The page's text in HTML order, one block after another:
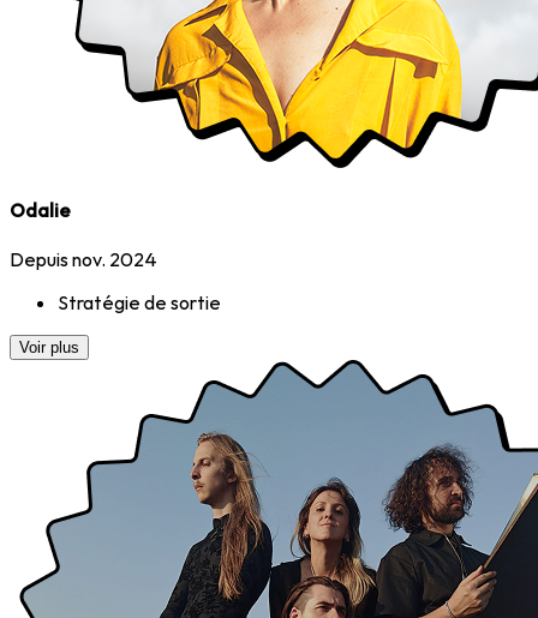
Odalie
Depuis nov. 2024
Stratégie de sortie
Voir plus